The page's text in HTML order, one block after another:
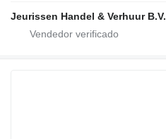
Jeurissen Handel & Verhuur B.V.